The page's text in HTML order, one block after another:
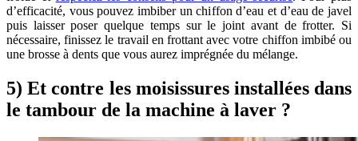
d’efficacité, vous pouvez imbiber un chiffon d’eau et d’eau de javel
puis laisser poser quelque temps sur le joint avant de frotter. Si
nécessaire, finissez le travail en frottant avec votre chiffon imbibé ou
une brosse à dents que vous aurez imprégnée du mélange.
5) Et contre les moisissures installées dans
le tambour de la machine à laver ?